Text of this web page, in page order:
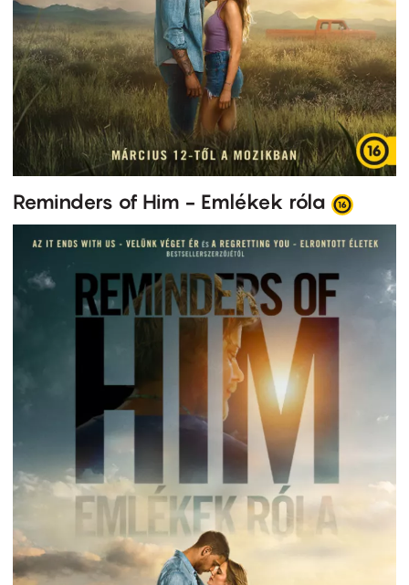
Reminders of Him - Emlékek róla